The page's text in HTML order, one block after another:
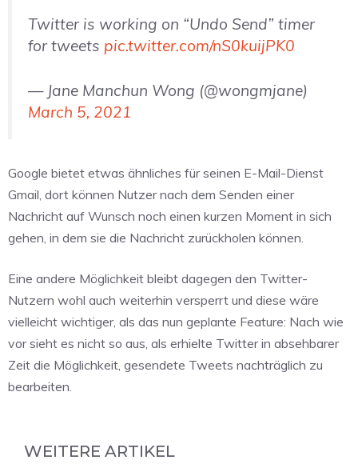
Twitter is working on “Undo Send” timer
for tweets pic.twitter.com/nS0kuijPK0
— Jane Manchun Wong (@wongmjane)
March 5, 2021
Google bietet etwas ähnliches für seinen E-Mail-Dienst
Gmail, dort können Nutzer nach dem Senden einer
Nachricht auf Wunsch noch einen kurzen Moment in sich
gehen, in dem sie die Nachricht zurückholen können.
Eine andere Möglichkeit bleibt dagegen den Twitter-
Nutzern wohl auch weiterhin versperrt und diese wäre
vielleicht wichtiger, als das nun geplante Feature: Nach wie
vor sieht es nicht so aus, als erhielte Twitter in absehbarer
Zeit die Möglichkeit, gesendete Tweets nachträglich zu
bearbeiten.
WEITERE ARTIKEL